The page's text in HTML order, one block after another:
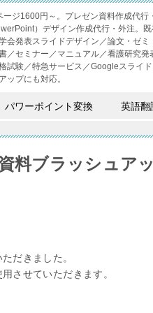
ージ1600円～。プレゼン資料作成代行
）デザイン作成代行・外注。
会発表スライドデザイン／論文・ゼ
／セミナー／マニュアル／看護研究
試験／特急サービス／Googleスライ
ップにも対応。
パワーポイント変換 英語翻
料ブラッシュア
だきました。
させていただきます。